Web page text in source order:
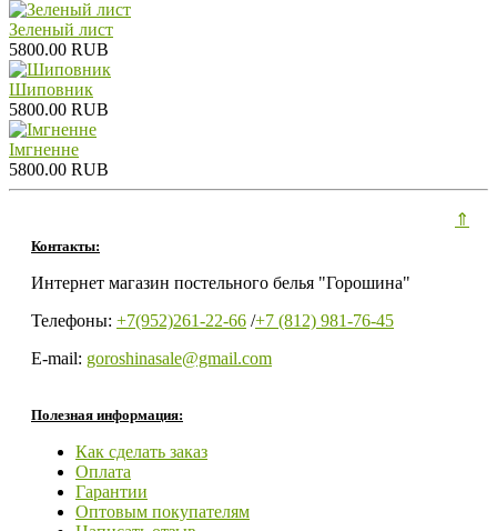
Зеленый лист
5800.00 RUB
Шиповник
5800.00 RUB
Iмгненне
5800.00 RUB
Контакты:
Интернет магазин постельного белья "Горошина"
Телефоны: +7(952)261-22-66 /+7 (812) 981-76-45
E-mail: goroshinasale@gmail.com
Полезная информация:
Как сделать заказ
Оплата
Гарантии
Оптовым покупателям
⇑